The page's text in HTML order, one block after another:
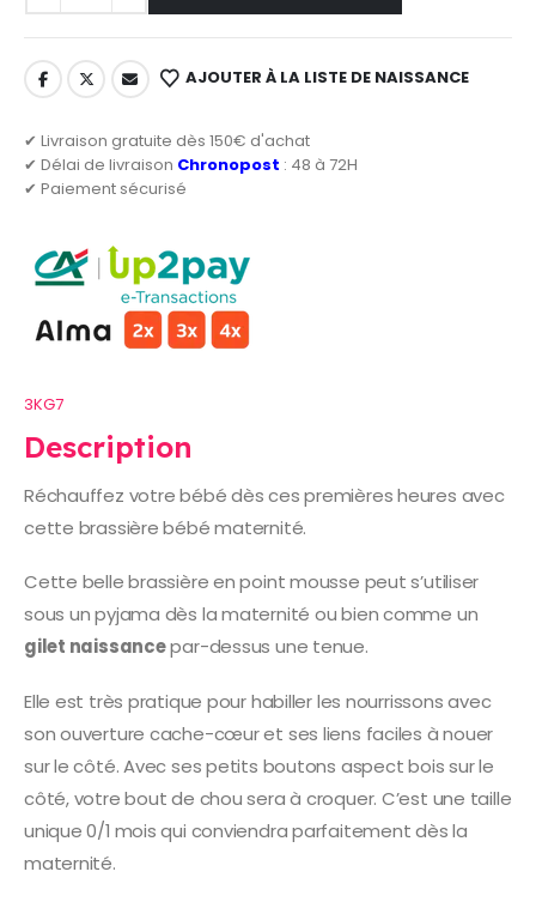
AJOUTER À LA LISTE DE NAISSANCE
✔ Livraison gratuite dès 150€ d'achat
✔ Délai de livraison Chronopost : 48 à 72H
✔ Paiement sécurisé
3KG7
Description
Réchauffez votre bébé dès ces premières heures avec
cette brassière bébé maternité.
Cette belle brassière en point mousse peut s’utiliser
sous un pyjama dès la maternité ou bien comme un
gilet naissancepar-dessus une tenue.
Elle est très pratique pour habiller les nourrissons avec
son ouverture cache-cœur et ses liens faciles à nouer
sur le côté. Avec ses petits boutons aspect bois sur le
côté, votre bout de chou sera à croquer. C’est une taille
unique 0/1 mois qui conviendra parfaitement dès la
maternité.